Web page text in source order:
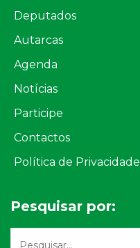
Deputados
Autarcas
Agenda
Notícias
Participe
Contactos
Política de Privacidade
Pesquisar por: